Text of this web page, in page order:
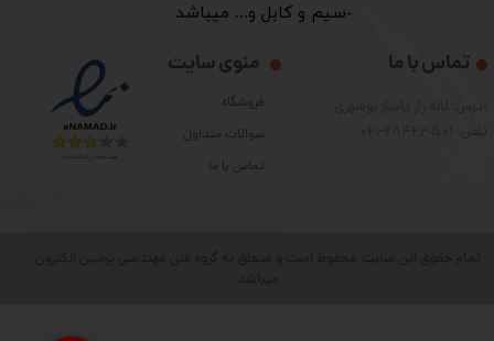
-سیم و کابل و... میباشد
منوی سایت
فروشگاه
سوالات متداول
تماس با ما
تماس با ما